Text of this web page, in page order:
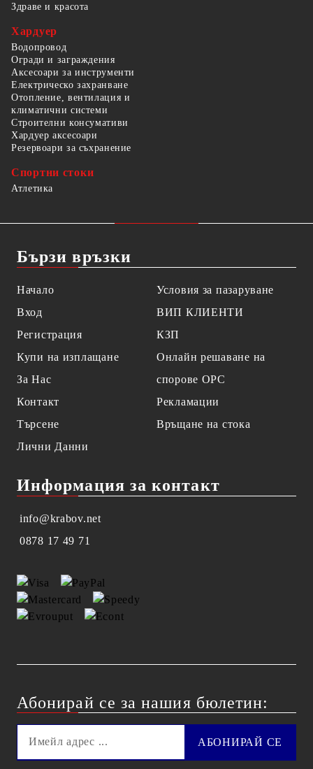
Здраве и красота
Хардуер
Водопровод
Огради и заграждения
Аксесоари за инструменти
Електрическо захранване
Отопление, вентилация и
климатични системи
Строителни консумативи
Хардуер аксесоари
Резервоари за съхранение
Спортни стоки
Атлетика
Бързи връзки
Начало
Вход
Регистрация
Купи на изплащане
За Нас
Контакт
Търсене
Лични Данни
Условия за пазаруване
ВИП КЛИЕНТИ
КЗП
Онлайн решаване на
спорове OPC
Рекламации
Връщане на стока
Информация за контакт
info@krabov.net
0878 17 49 71
Абонирай се за нашия бюлетин: